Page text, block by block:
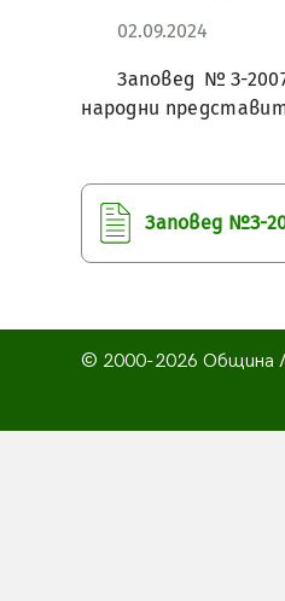
02.09.2024
Заповед №З-
народни
Заповед №З-
© 2000-2026 Община